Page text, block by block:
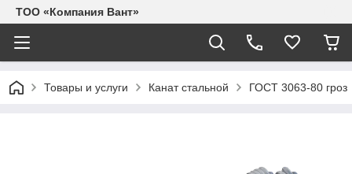
ТОО «Компания Вант»
Товары и услуги Канат стальной ГОСТ 3063-80 гроз